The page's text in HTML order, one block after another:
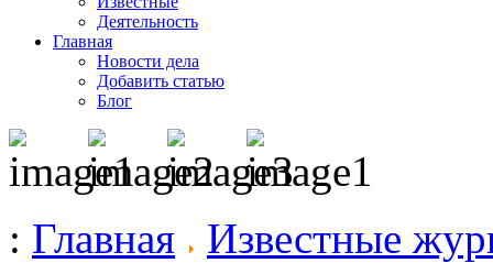
Деятельность
Главная
Новости дела
Добавить статью
Блог
: Главная Известные